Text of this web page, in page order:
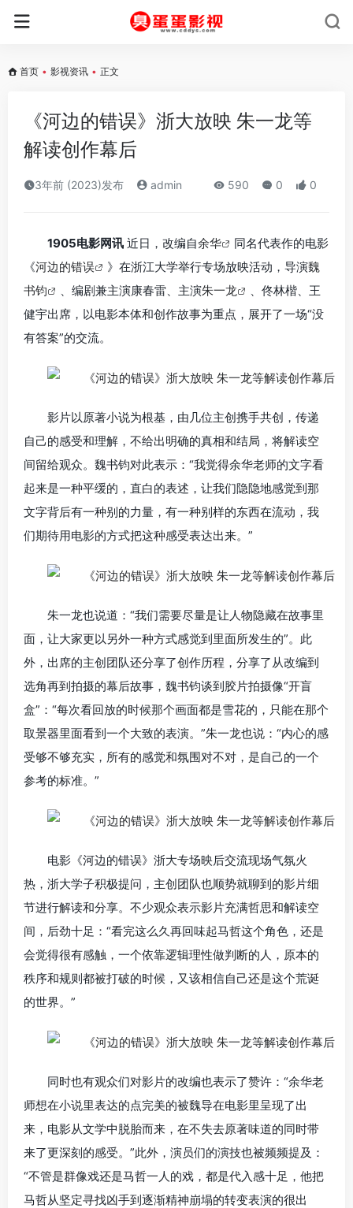
首页 • 影视资讯 • 正文
《河边的错误》浙大放映 朱一龙等
解读创作幕后
3年前 (2023)发布 admin 590 0 0
1905电影网讯 近日，改编自余华
同名代表作的电影
《河边的错误 》在浙江大学举行专场放映活动，导演魏
书钧
、编剧兼主演康春雷、主演朱一龙
、佟林楷、王
健宇出席，以电影本体和创作故事为重点，展开了一场“没
有答案”的交流。
影片以原著小说为根基，由几位主创携手共创，传递
自己的感受和理解，不给出明确的真相和结局，将解读空
间留给观众。魏书钧对此表示：“我觉得余华老师的文字看
起来是一种平缓的，直白的表述，让我们隐隐地感觉到那
文字背后有一种别的力量，有一种别样的东西在流动，我
们期待用电影的方式把这种感受表达出来。”
朱一龙也说道：“我们需要尽量是让人物隐藏在故事里
面，让大家更以另外一种方式感觉到里面所发生的”。此
外，出席的主创团队还分享了创作历程，分享了从改编到
选角再到拍摄的幕后故事，魏书钧谈到胶片拍摄像“开盲
盒”：“每次看回放的时候那个画面都是雪花的，只能在那个
取景器里面看到一个大致的表演。”朱一龙也说：“内心的感
受够不够充实，所有的感觉和氛围对不对，是自己的一个
参考的标准。”
电影《河边的错误》浙大专场映后交流现场气氛火
热，浙大学子积极提问，主创团队也顺势就聊到的影片细
节进行解读和分享。不少观众表示影片充满哲思和解读空
间，后劲十足：“看完这么久再回味起马哲这个角色，还是
会觉得很有感触，一个依靠逻辑理性做判断的人，原本的
秩序和规则都被打破的时候，又该相信自己还是这个荒诞
的世界。”
同时也有观众们对影片的改编也表示了赞许：“余华老
师想在小说里表达的点完美的被魏导在电影里呈现了出
来，电影从文学中脱胎而来，在不失去原著味道的同时带
来了更深刻的感受。”此外，演员们的演技也被频频提及：
“不管是群像戏还是马哲一人的戏，都是代入感十足，他把
马哲从坚定寻找凶手到逐渐精神崩塌的转变表演的很出